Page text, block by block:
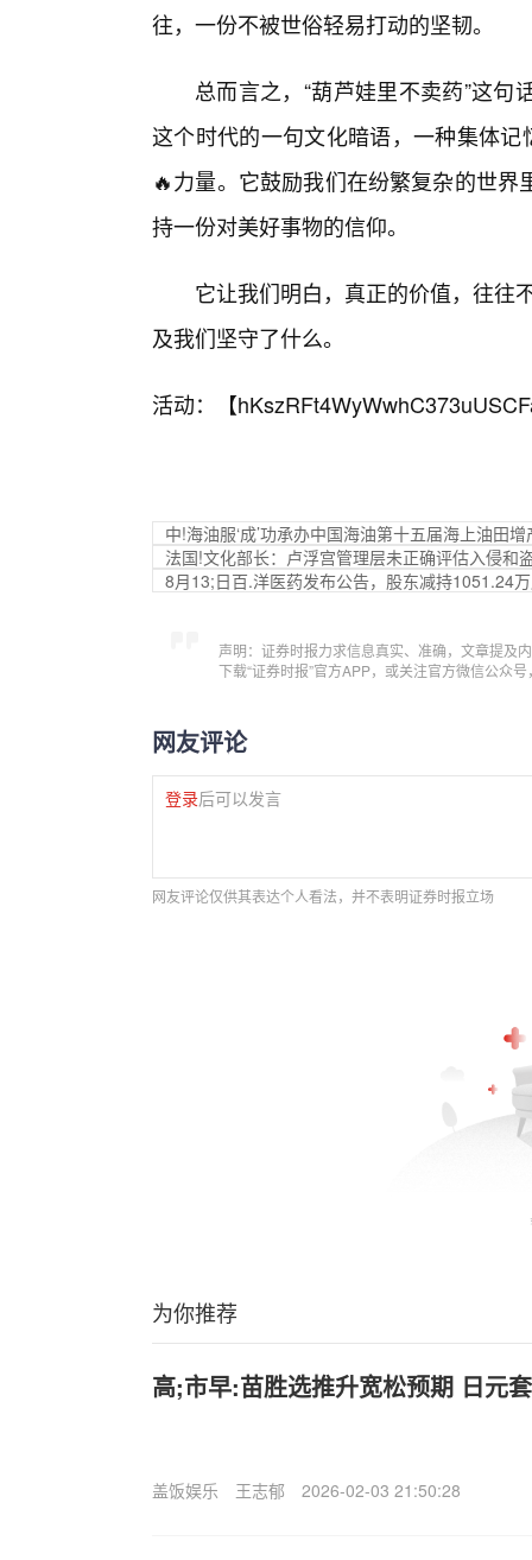
往，一份不被世俗轻易打动的坚韧。
总而言之，“葫芦娃里不卖药”这
这个时代的一句文化暗语，一种集体
🔥力量。它鼓励我们在纷繁复杂的世
持一份对美好事物的信仰。
它让我们明白，真正的价值，往往
及我们坚守了什么。
活动：【
中!海油服‘成’功承办中国海油第十五届海上油田
法国!文化部长：卢浮宫管理层未正确评估入侵和
8月13;日百.洋医药发布公告，股东减持1051.24
声明：证券时报力求信息真实、准确，文章提及
下载“证券时报”官方APP，或关注官方微信公众
网友评论
登录后可以发言
网友评论仅供其表达个人看法，并不表明证券时报立场
为你推荐
高;市早:苗胜选推升宽松预期 日元
盖饭娱乐 王志郁 2026-02-03 21:50:28